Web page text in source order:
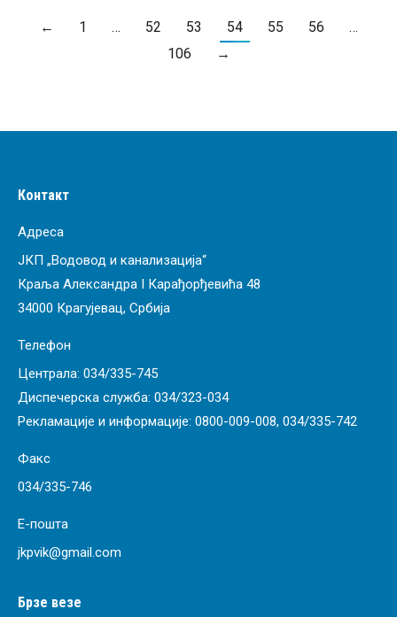
← 1 … 52 53 54 55 56
…
106
→
Контакт
Адреса
ЈКП „Водовод и канализација“
Краља Александра I Карађорђевића 48
34000 Крагујевац, Србија
Телефон
Централа: 034/335-745
Диспечерска служба: 034/323-034
Рекламације и информације: 0800-009-008, 034/335-742
Факс
034/335-746
Е-пошта
jkpvik@gmail.com
Брзе везе